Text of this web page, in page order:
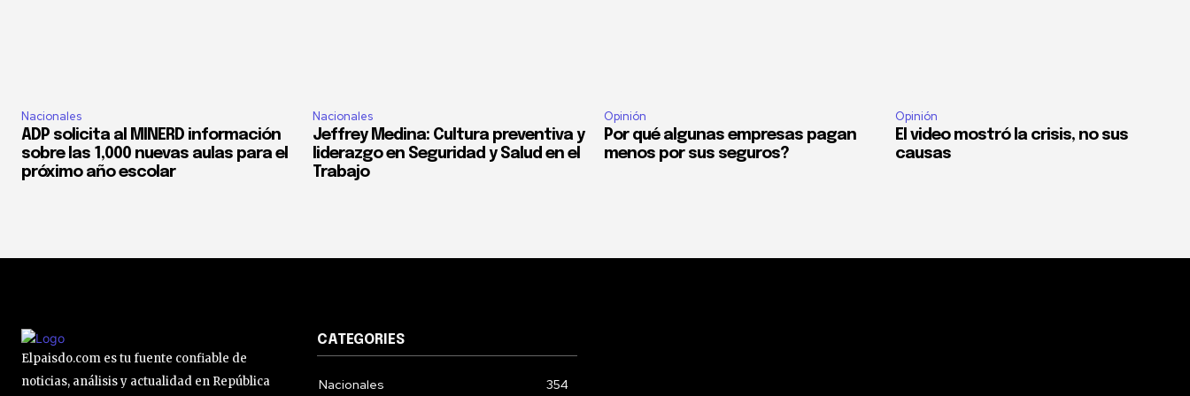
Nacionales
ADP solicita al MINERD información
sobre las 1,000 nuevas aulas para el
próximo año escolar
Nacionales
Jeffrey Medina: Cultura preventiva y
liderazgo en Seguridad y Salud en el
Trabajo
Opinión
Por qué algunas empresas pagan
menos por sus seguros?
Opinión
El video mostró la crisis, no sus
causas
Elpaisdo.com es tu fuente confiable de
noticias, análisis y actualidad en República
CATEGORIES
Nacionales 354